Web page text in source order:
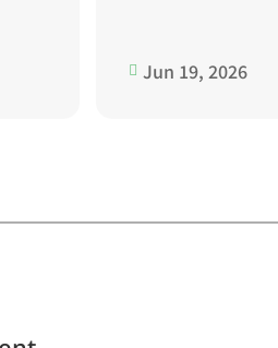
 Jun 19, 2026